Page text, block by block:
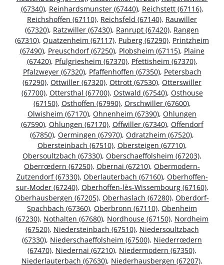
(67340), Reinhardsmunster (67440), Reichstett (67116),
Reichshoffen (67110), Reichsfeld (67140), Rauwiller
(67320), Ratzwiller (67430), Ranrupt (67420), Rangen
(67310), Quatzenheim (67117), Puberg (67290), Printzheim
(67490), Preuschdorf (67250), Plobsheim (67115), Plaine
(67420), Pfulgriesheim (67370), Pfettisheim (67370),
Pfalzweyer (67320), Pfaffenhoffen (67350), Petersbach
(67290), Ottwiller (67320), Ottrott (67530), Otterswiller
(67700), Ottersthal (67700), Ostwald (67540), Osthouse
(67150), Osthoffen (67990), Orschwiller (67600),
Olwisheim (67170), Ohnenheim (67390), Ohlungen
(67590), Ohlungen (67170), Offwiller (67340), Offendorf
(67850), Oermingen (67970), Odratzheim (67520),
Obersteinbach (67510), Obersteigen (67710),
Obersoultzbach (67330), Oberschaeffolsheim (67203),
Oberrœdern (67250), Obernai (67210), Obermodern-
Zutzendorf (67330), Oberlauterbach (67160), Oberhoffen-
sur-Moder (67240), Oberhoffen-lès-Wissembourg (67160),
Oberhausbergen (67205), Oberhaslach (67280), Oberdorf-
Spachbach (67360), Oberbronn (67110), Obenheim
(67230), Nothalten (67680), Nordhouse (67150), Nordheim
(67520), Niedersteinbach (67510), Niedersoultzbach
(67330), Niederschaeffolsheim (67500), Niederrœdern
(67470), Niedernai (67210), Niedermodern (67350),
Niederlauterbach (67630), Niederhausbergen (67207),